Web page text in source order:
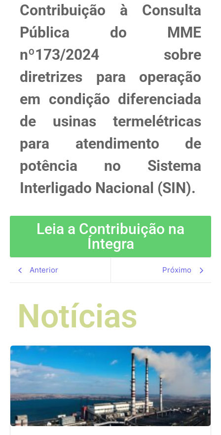
Contribuição à Consulta
Pública do MME
nº173/2024 sobre
diretrizes para operação
em condição diferenciada
de usinas termelétricas
para atendimento de
potência no Sistema
Interligado Nacional (SIN).
Leia a Contribuição na
Íntegra
Anterior Próximo
Notícias